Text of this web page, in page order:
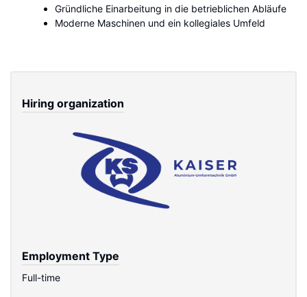
Gründliche Einarbeitung in die betrieblichen Abläufe
Moderne Maschinen und ein kollegiales Umfeld
Hiring organization
Employment Type
Full-time